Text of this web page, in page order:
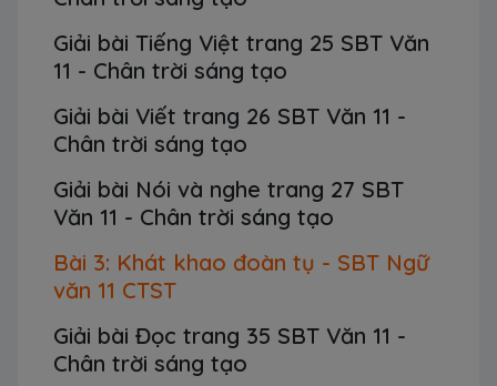
Giải bài Tiếng Việt trang 25 SBT Văn
11 - Chân trời sáng tạo
Giải bài Viết trang 26 SBT Văn 11 -
Chân trời sáng tạo
Giải bài Nói và nghe trang 27 SBT
Văn 11 - Chân trời sáng tạo
Bài 3: Khát khao đoàn tụ - SBT Ngữ
văn 11 CTST
Giải bài Đọc trang 35 SBT Văn 11 -
Chân trời sáng tạo